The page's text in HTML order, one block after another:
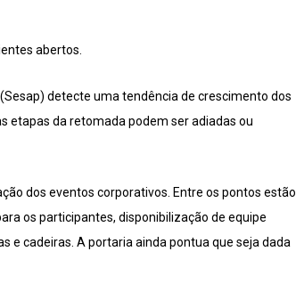
abertos.
detecte uma tendência de crescimento dos
etapas da retomada podem ser adiadas ou
dos eventos corporativos. Entre os pontos estão
os participantes, disponibilização de equipe
e cadeiras. A portaria ainda pontua que seja dada